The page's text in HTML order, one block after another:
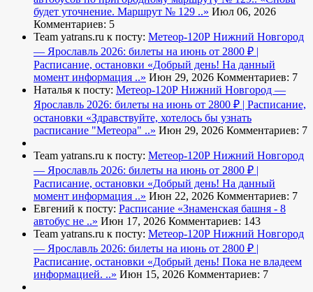
будет уточнение. Маршрут № 129 ..» Июл 06, 2026
Комментариев: 5
Team yatrans.ru к посту: Метеор-120Р Нижний Новгород
— Ярославль 2026: билеты на июнь от 2800 ₽ |
Расписание, остановки «Добрый день! На данный
момент информация ..» Июн 29, 2026 Комментариев: 7
Наталья к посту: Метеор-120Р Нижний Новгород —
Ярославль 2026: билеты на июнь от 2800 ₽ | Расписание,
остановки «Здравствуйте, хотелось бы узнать
расписание "Метеора" ..» Июн 29, 2026 Комментариев: 7
Team yatrans.ru к посту: Метеор-120Р Нижний Новгород
— Ярославль 2026: билеты на июнь от 2800 ₽ |
Расписание, остановки «Добрый день! На данный
момент информация ..» Июн 22, 2026 Комментариев: 7
Евгений к посту: Расписание «Знаменская башня - 8
автобус не ..» Июн 17, 2026 Комментариев: 143
Team yatrans.ru к посту: Метеор-120Р Нижний Новгород
— Ярославль 2026: билеты на июнь от 2800 ₽ |
Расписание, остановки «Добрый день! Пока не владеем
информацией. ..» Июн 15, 2026 Комментариев: 7